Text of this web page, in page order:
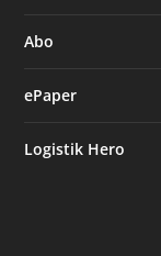
Abo
ePaper
Logistik Hero